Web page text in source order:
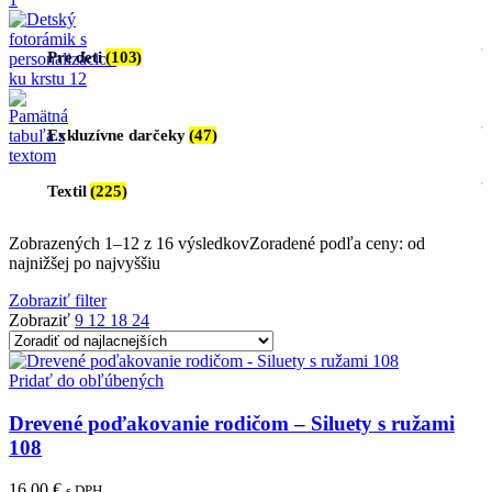
Pre deti(103)
Exkluzívne darčeky(47)
Textil(225)
Zobrazených 1–12 z 16 výsledkovZoradené podľa ceny: od
najnižšej po najvyššiu
Zobraziť filter
Zobraziť 9 12 18 24
Pridať do obľúbených
Drevené poďakovanie rodičom – Siluety s ružami
108